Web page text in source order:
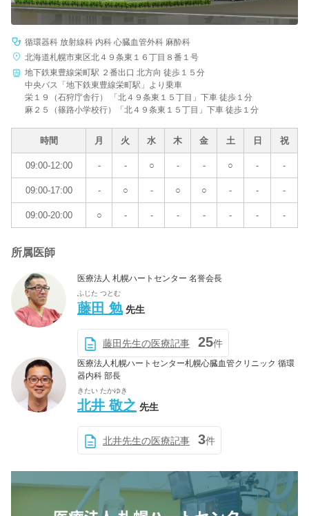
循環器科 放射線科 内科 心臓血管外科 麻酔科
北海道札幌市東区北４９条東１６丁目８番１号
地下鉄東豊線栄町駅 ２番出口 北方向 徒歩１５分
中央バス「地下鉄東豊線栄町駅」より乗車
栄１９（石狩庁舎行） 「北４９条東１５丁目」下車 徒歩１分
麻２５（篠路小学校行）「北４９条東１５丁目」下車 徒歩１分
時間 月 火 水 木 金 土 日 祝
09:00-12:00 - - ○ - - ○ - -
09:00-17:00 - ○ - ○ ○ - - -
09:00-20:00 ○ - - - - - - -
所属医師
医療法人 札幌ハートセンター 名誉会長
ふじた つとむ
藤田 勉 先生
藤田先生の医療記事 25件
医療法人札幌ハートセンター札幌心臓血管クリニック 循環
器内科 部長
きたい たかゆき
北井 敬之 先生
北井先生の医療記事 3件